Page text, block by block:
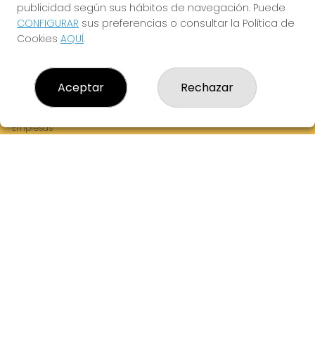
¿Quiénes somos?
Comprar lotería
Resultados
Empresas
publicidad según sus hábitos de navegación. Puede
CONFIGURAR sus preferencias o consultar la Política de
Cookies AQUÍ.
Aceptar Rechazar